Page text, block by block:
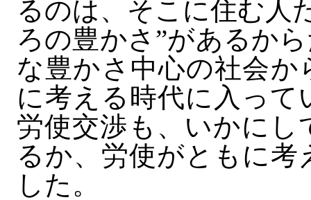
るのは、そこに住む人
ろの豊かさ”があるか
な豊かさ中心の社会か
に考える時代に入っ
労使交渉も、いかにし
るか、労使がともに
した。